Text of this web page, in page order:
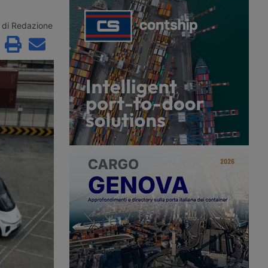
Piacenza: otto punti
cui quattro da 400
del casello
Parma Ovest.
Duty, con aliquote di 3 e 1,5 penny
per miglio da versare in aggiunta al
bollo ordinario.
di Redazione